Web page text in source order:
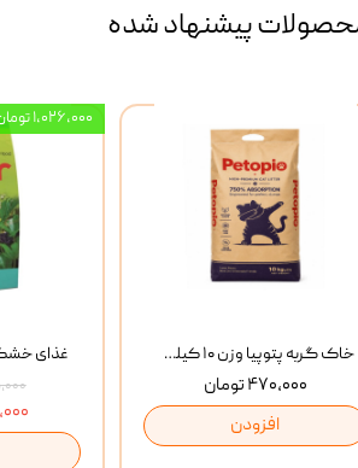
پیشنهاد شده
۱,۰۲۶,۰۰۰ تومان
خاک گربه پتوپیا وزن ۱۰ کیلوگرم
۴۷۰,۰۰۰ تومان
افزودن